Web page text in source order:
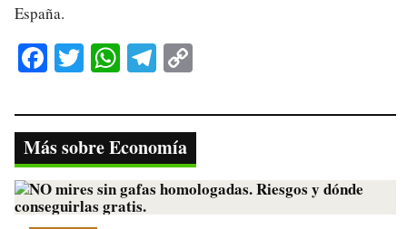
España.
Fa
bo
ok
T
tte
r
W
ts
A
pp
Te
gr
a
m
y
Li
nk
Más sobre Economía